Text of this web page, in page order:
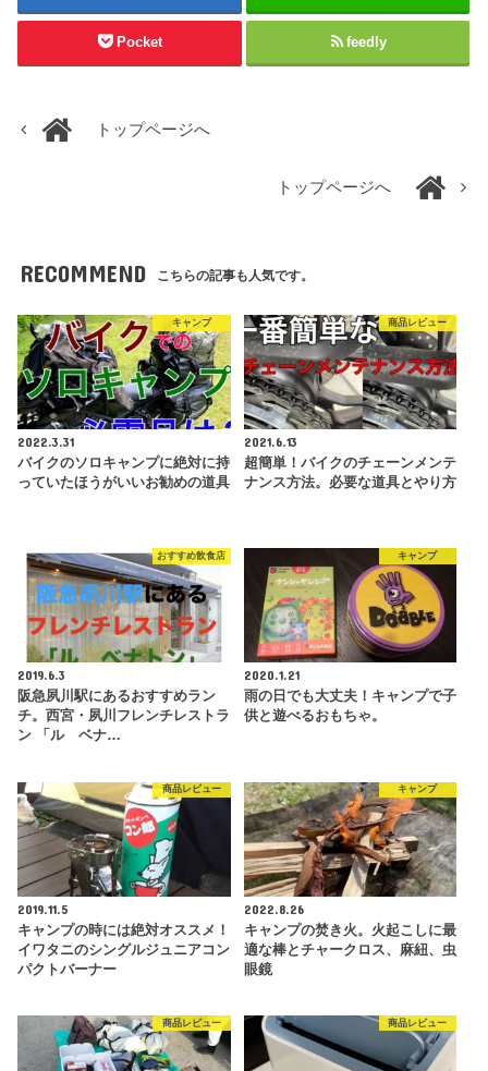
Pocket feedly
トップページへ
トップページへ
RECOMMEND こちらの記事も人気です。
キャンプ
2022.3.31
バイクのソロキャンプに絶対に持
っていたほうがいいお勧めの道具
商品レビュー
2021.6.13
超簡単！バイクのチェーンメンテ
ナンス方法。必要な道具とやり方
おすすめ飲食店
2019.6.3
阪急夙川駅にあるおすすめラン
チ。西宮・夙川フレンチレストラ
ン 「ル ベナ…
キャンプ
2020.1.21
雨の日でも大丈夫！キャンプで子
供と遊べるおもちゃ。
商品レビュー
2019.11.5
キャンプの時には絶対オススメ！
イワタニのシングルジュニアコン
パクトバーナー
キャンプ
2022.8.26
キャンプの焚き火。火起こしに最
適な棒とチャークロス、麻紐、虫
眼鏡
商品レビュー 商品レビュー